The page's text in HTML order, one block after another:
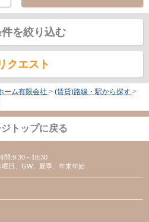
を絞り込む
クエスト
ーム有限会社 > (賃貸)路線・駅から探す >
トップに戻る
間:9:30～18:30
日、GW、夏季、年末年始